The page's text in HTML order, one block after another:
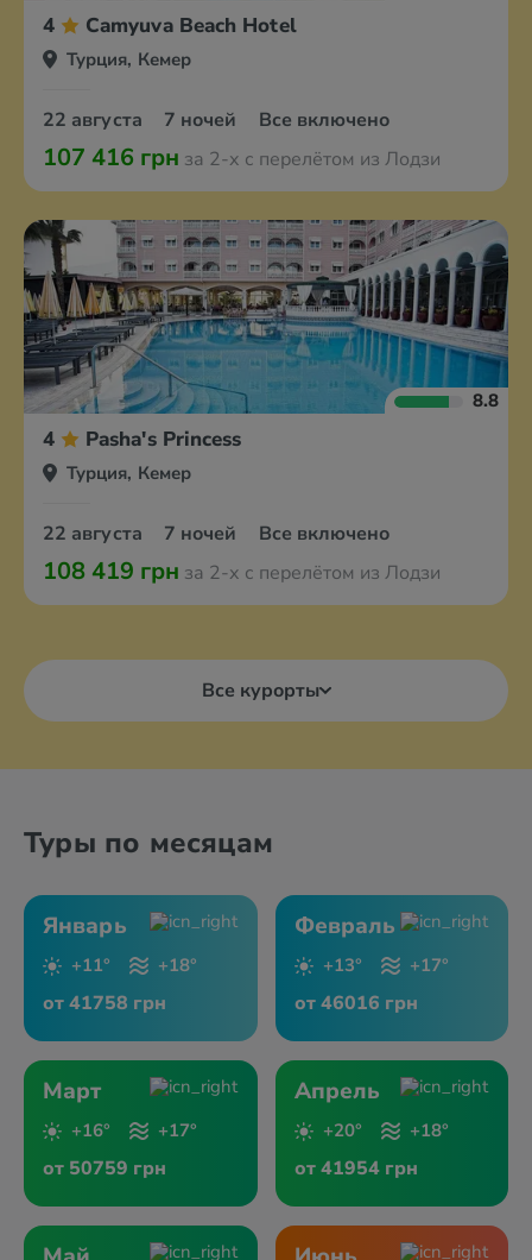
4 Camyuva Beach Hotel
Турция, Кемер
22 августа 7 ночей Все включено
107 416 грн за 2-х с перелётом из Лодзи
8.8
4 Pasha's Princess
Турция, Кемер
22 августа 7 ночей Все включено
108 419 грн за 2-х с перелётом из Лодзи
Все курорты
Туры по месяцам
Январь
+11° +18°
от 41758 грн
Февраль
+13° +17°
от 46016 грн
Март
+16° +17°
от 50759 грн
Апрель
+20° +18°
от 41954 грн